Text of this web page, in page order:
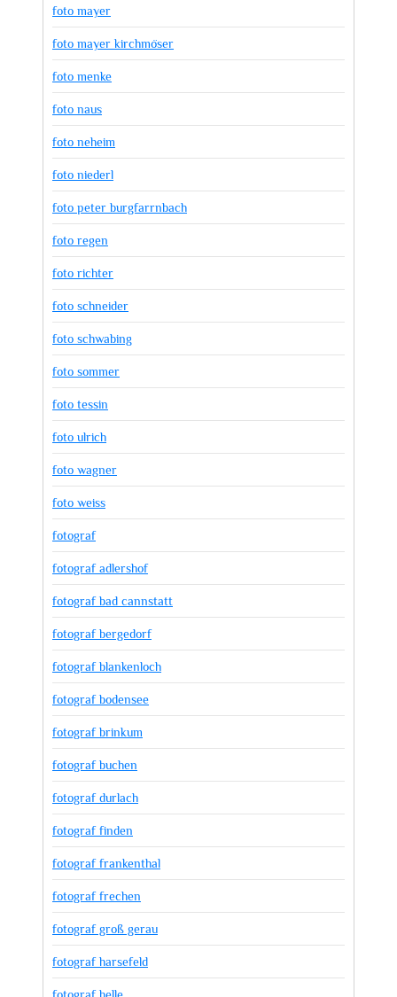
foto mayer
foto mayer kirchmöser
foto menke
foto naus
foto neheim
foto niederl
foto peter burgfarrnbach
foto regen
foto richter
foto schneider
foto schwabing
foto sommer
foto tessin
foto ulrich
foto wagner
foto weiss
fotograf
fotograf adlershof
fotograf bad cannstatt
fotograf bergedorf
fotograf blankenloch
fotograf bodensee
fotograf brinkum
fotograf buchen
fotograf durlach
fotograf finden
fotograf frankenthal
fotograf frechen
fotograf groß gerau
fotograf harsefeld